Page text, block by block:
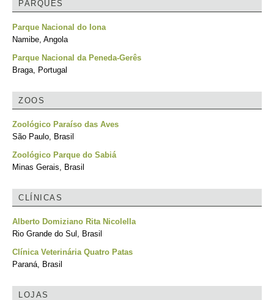
PARQUES
Parque Nacional do Iona
Namibe, Angola
Parque Nacional da Peneda-Gerês
Braga, Portugal
ZOOS
Zoológico Paraíso das Aves
São Paulo, Brasil
Zoológico Parque do Sabiá
Minas Gerais, Brasil
CLÍNICAS
Alberto Domiziano Rita Nicolella
Rio Grande do Sul, Brasil
Clínica Veterinária Quatro Patas
Paraná, Brasil
LOJAS